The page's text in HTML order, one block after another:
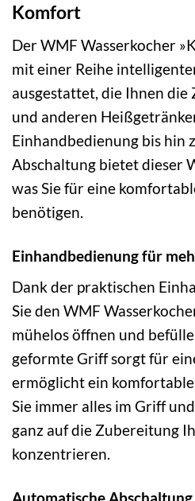
Komfort
Der WMF Wasserkocher
mit einer Reihe
ausgestattet, die Ihnen die
und anderen
Einhandbedienung bis hin
Abschaltung bietet dieser
was Sie für eine
benötigen.
Einhandbedienung für
Dank der praktischen
Sie den WMF
mühelos öffnen und
geformte Griff sorgt für
ermöglicht ein
Sie immer alles im Griff
ganz auf die Zubereitung
konzentrieren.